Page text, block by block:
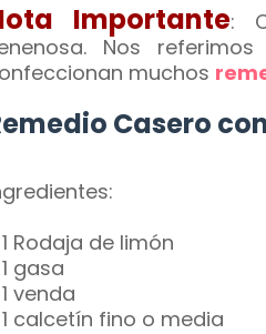
Importante:
Nos
muchos
Casero
Rodaja de limón
gasa
venda
calcetín fino o media